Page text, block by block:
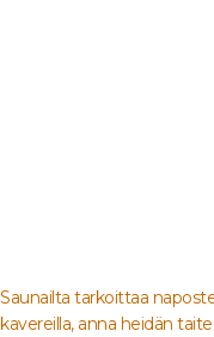
Saunailta tarkoittaa
kavereilla, anna heidän